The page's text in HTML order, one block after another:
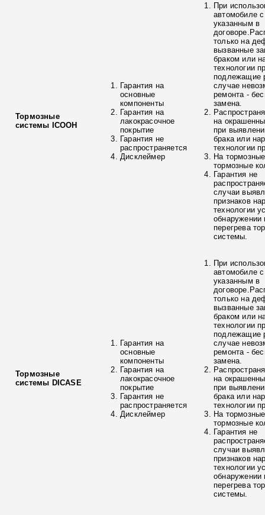
Тормозные
системы ICOOH
Гарантия на
основные
компоненты
Гарантия на
лакокрасочное
покрытие
Гарантия не
распространяется
Дисклеймер
При
автомобиле
указанным в
только на
вызванные
браком или
технологии
подлежащие
случае
ремонта -
замена.
на
при
брака или
технологии
На
тормозные
Гарантия не
случаи
признаков
технологии
обнаружении
перегрева
системы.
Тормозные
системы DICASE
Гарантия на
основные
компоненты
Гарантия на
лакокрасочное
покрытие
Гарантия не
распространяется
Дисклеймер
При
автомобиле
указанным в
только на
вызванные
браком или
технологии
подлежащие
случае
ремонта -
замена.
на
при
брака или
технологии
На
тормозные
Гарантия не
случаи
признаков
технологии
обнаружении
перегрева
системы.